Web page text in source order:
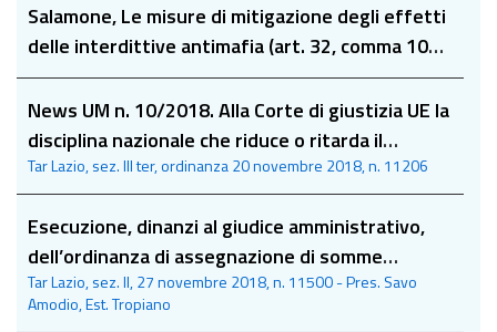
Salamone, Le misure di mitigazione degli effetti
delle interdittive antimafia (art. 32, comma 10
del decreto legge 24 giugno 2014 n. 90 ed art.
34 bis del Codice antimafia, 4 dicembre 2018
News UM n. 10/2018. Alla Corte di giustizia UE la
disciplina nazionale che riduce o ritarda il
pagamento di incentivi per energia da fonti
rinnovabili già concessi
Tar Lazio, sez. III ter, ordinanza 20 novembre 2018, n. 11206
Esecuzione, dinanzi al giudice amministrativo,
dell’ordinanza di assegnazione di somme
emessa all'esito del pignoramento previsto
dall'art. 5 quinquies, l. n. 89 del 2001
Tar Lazio, sez. II, 27 novembre 2018, n. 11500 - Pres. Savo
Amodio, Est. Tropiano